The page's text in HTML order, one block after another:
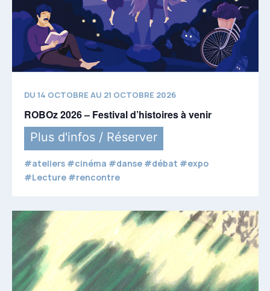
DU 14 OCTOBRE AU 21 OCTOBRE 2026
ROBOz 2026 – Festival d’histoires à venir
Plus d'infos / Réserver
#ateliers #cinéma #danse #débat #expo
#Lecture #rencontre